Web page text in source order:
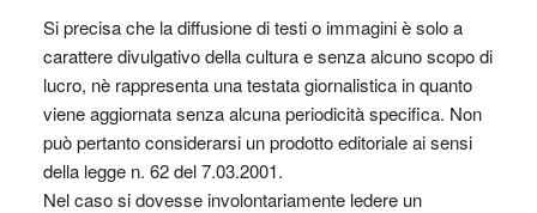
Si precisa che la diffusione di testi o immagini è solo a
carattere divulgativo della cultura e senza alcuno scopo di
lucro, nè rappresenta una testata giornalistica in quanto
viene aggiornata senza alcuna periodicità specifica. Non
può pertanto considerarsi un prodotto editoriale ai sensi
della legge n. 62 del 7.03.2001.
Nel caso si dovesse involontariamente ledere un